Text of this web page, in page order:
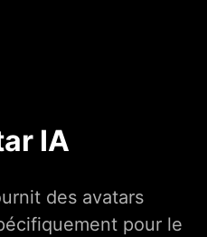
IA
des avatars
pour le